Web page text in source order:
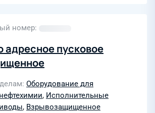
номер
адресное пусковое
Оборудование для
, Исполнительные
, Взрывозащищенное